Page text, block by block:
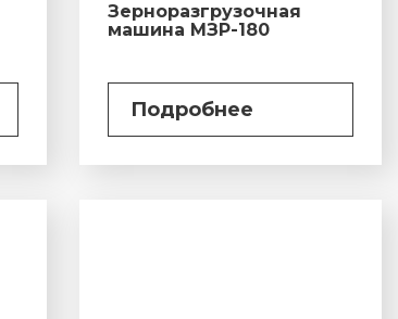
Зерноразгрузочная
машина МЗР-180
Подробнее